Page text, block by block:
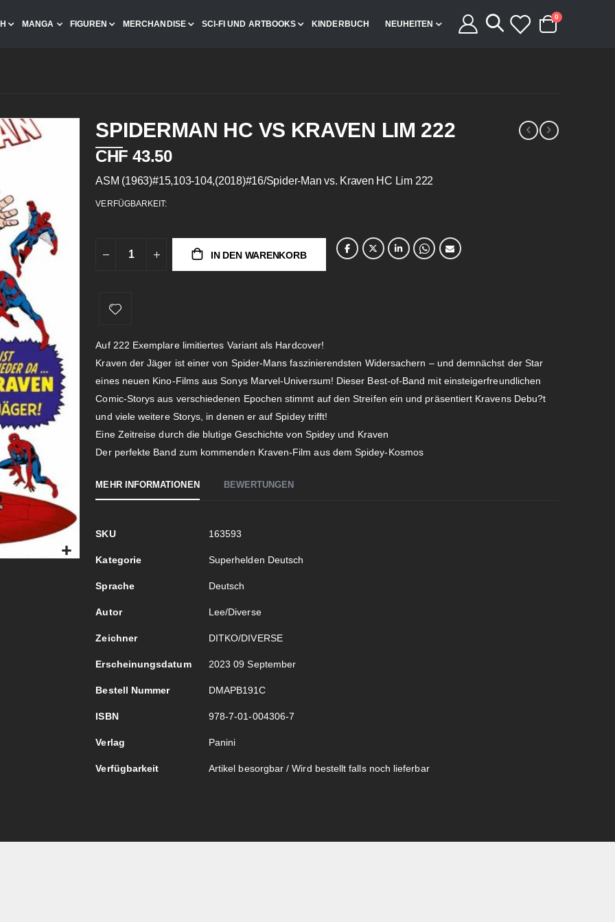
MANGA FIGUREN MERCHANDISE SCI-FI UND ARTBOOKS KINDERBUCH NEUHEITEN
Cart
0 Artikel
SPIDERMAN HC VS KRAVEN LIM 222
CHF 43.50
ASM (1963)#15,103-104,(2018)#16/Spider-Man vs. Kraven HC Lim 222
VERFÜGBARKEIT:
IN DEN WARENKORB
Auf 222 Exemplare limitiertes Variant als Hardcover!
Kraven der Jäger ist einer von Spider-Mans faszinierendsten Widersachern – und demnächst der Star
eines neuen Kino-Films aus Sonys Marvel-Universum! Dieser Best-of-Band mit einsteigerfreundlichen
Comic-Storys aus verschiedenen Epochen stimmt auf den Streifen ein und präsentiert Kravens Debu?t
und viele weitere Storys, in denen er auf Spidey trifft!
Eine Zeitreise durch die blutige Geschichte von Spidey und Kraven
Der perfekte Band zum kommenden Kraven-Film aus dem Spidey-Kosmos
MEHR INFORMATIONEN
Mehr
SKU 163593
Kategorie Superhelden Deutsch
Sprache Deutsch
Autor Lee/Diverse
Zeichner DITKO/DIVERSE
Erscheinungsdatum 2023 09 September
Bestell Nummer DMAPB191C
ISBN 978-7-01-004306-7
Verlag Panini
Verfügbarkeit Artikel besorgbar / Wird bestellt falls noch lieferbar
BEWERTUNGEN